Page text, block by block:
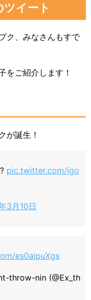
イート
ク、みなさんもすで
をご紹介します！
が誕生！
pic.twitter.com/igo
3月10日
es0aipuXgs
throw-nin (@Ex_th